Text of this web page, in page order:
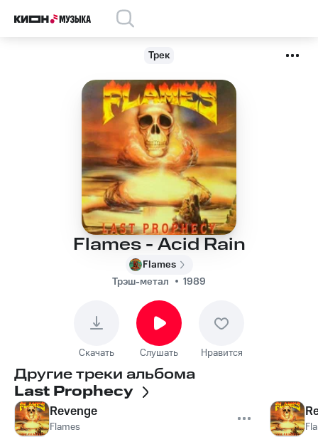
Трек
Flames - Acid Rain
Flames
Трэш-метал
1989
Скачать Слушать Нравится
Другие треки альбома
Last Prophecy
Revenge
Flames